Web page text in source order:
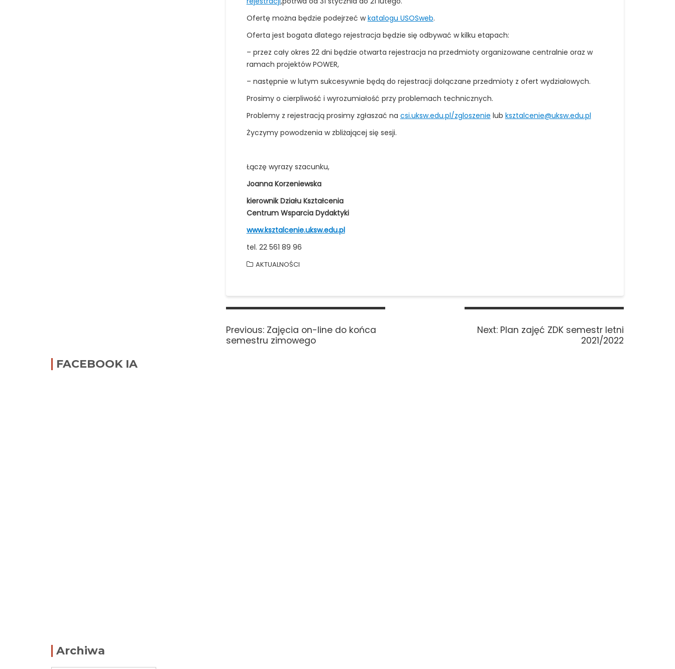
Ofertę można będzie podejrzeć wkatalogu USOSweb.
Oferta jest bogata dlatego rejestracja będzie się odbywać w kilku etapach:
– przez cały okres 22 dni będzie otwarta rejestracja na przedmioty organizowane centralnie oraz w
ramach projektów POWER,
– następnie w lutym sukcesywnie będą do rejestracji dołączane przedmioty z ofert wydziałowych.
Prosimy o cierpliwość i wyrozumiałość przy problemach technicznych.
Problemy z rejestracją prosimy zgłaszać na csi.uksw.edu.pl/zgloszenie lub ksztalcenie@uksw.edu.pl
Życzymy powodzenia w zbliżającej się sesji.
Łączę wyrazy szacunku,
Joanna Korzeniewska
kierownik Działu Kształcenia
Centrum Wsparcia Dydaktyki
www.ksztalcenie.uksw.edu.pl
tel. 22 561 89 96
AKTUALNOŚCI
Nawigacja
Previous: Previous
post:
Zajęcia on-line do końca
semestru zimowego
Next: Next
Plan zajęć ZDK semestr letni
2021/2022
FACEBOOK IA
Archiwa